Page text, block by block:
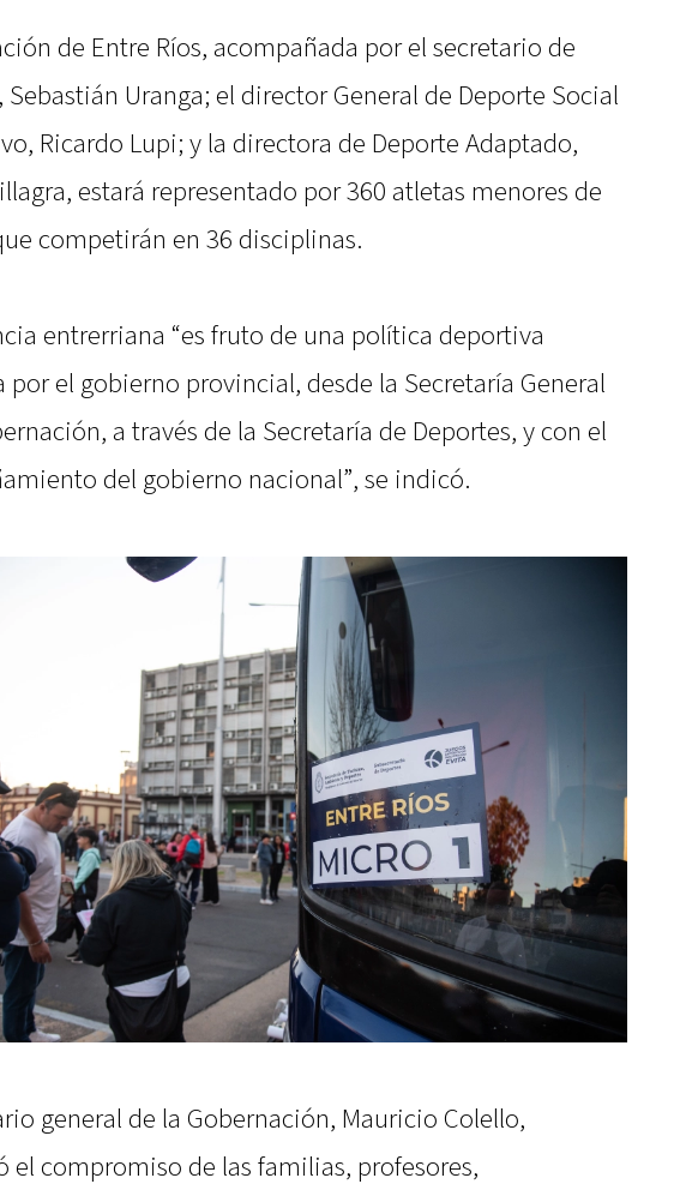
de Entre Ríos, acompañada por el secretario de
Sebastián Uranga; el director General de Deporte Social
Ricardo Lupi; y la directora de Deporte Adaptado,
estará representado por 360 atletas menores de
competirán en 36 disciplinas.
entrerriana “es fruto de una política deportiva
por el gobierno provincial, desde la Secretaría General
a través de la Secretaría de Deportes, y con el
del gobierno nacional”, se indicó.
general de la Gobernación, Mauricio Colello,
el compromiso de las familias, profesores,